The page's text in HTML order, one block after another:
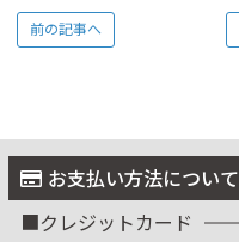
前の記事へ
お支払い方法について
クレジットカード